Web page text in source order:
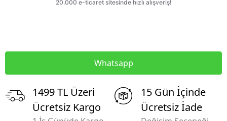
Whatsapp
1499 TL Üzeri
Ücretsiz Kargo
15 Gün İçinde
Ücretsiz İade